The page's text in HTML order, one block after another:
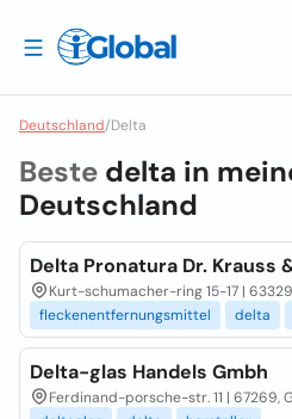
Deutschland/Delta
Beste delta in
Deutschland
Delta Pronatura Dr. Krauss
Kurt-schumacher-ring 15-17 |
fleckenentfernungsmittel
delta
Delta-glas Handels Gmbh
Ferdinand-porsche-str. 11 | 67269,